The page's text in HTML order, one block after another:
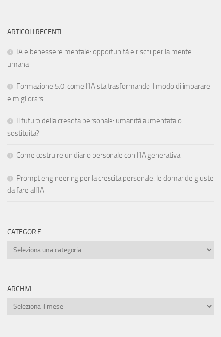
ARTICOLI RECENTI
IA e benessere mentale: opportunità e rischi per la mente
umana
Formazione 5.0: come l’IA sta trasformando il modo di imparare
e migliorarsi
Il futuro della crescita personale: umanità aumentata o
sostituita?
Come costruire un diario personale con l’IA generativa
Prompt engineering per la crescita personale: le domande giuste
da fare all’IA
CATEGORIE
Categorie
ARCHIVI
Archivi